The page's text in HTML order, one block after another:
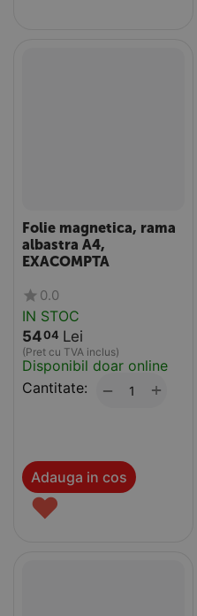
Folie magnetica, rama
albastra A4,
EXACOMPTA
0.0
IN STOC
5404 Lei
(Pret cu TVA inclus)
Disponibil doar online
Cantitate:
+
−
Adauga in cos
♥